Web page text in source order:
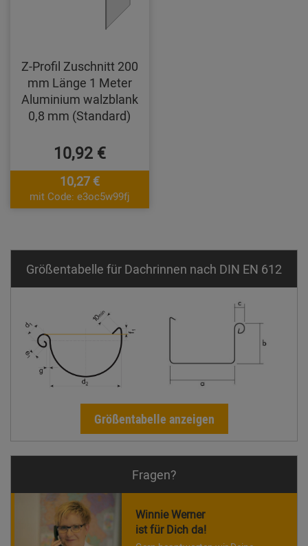
Z-Profil Zuschnitt 200
mm Länge 1 Meter
Aluminium walzblank
0,8 mm (Standard)
10,92 €
10,27 €
mit Code: e3oc5w99fj
Größentabelle für Dachrinnen nach DIN EN 612
Größentabelle anzeigen
Fragen?
Winnie Werner
ist für Dich da!